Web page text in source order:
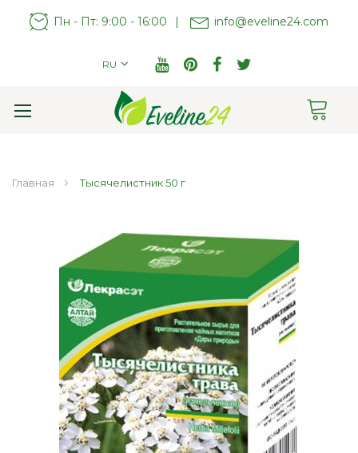
Пн - Пт: 9:00 - 16:00 | info@eveline24.com
RU
Главная Тысячелистник 50 г
изображений